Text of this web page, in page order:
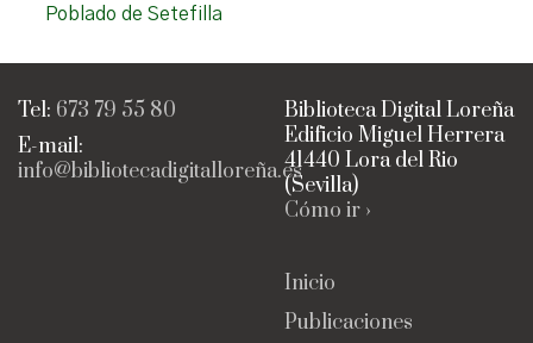
Poblado de Setefilla
Tel: 673 79 55 80
E-mail:
info@bibliotecadigitalloreña.es
Biblioteca Digital Loreña
Edificio Miguel Herrera
41440 Lora del Rio
(Sevilla)
Cómo ir ›
Inicio
Publicaciones